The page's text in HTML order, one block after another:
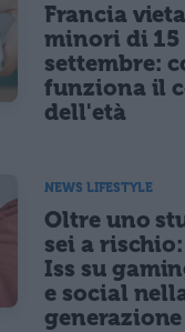
Francia
minori di 15
settembre:
funziona il
dell'età
NEWS LIFESTYLE
Oltre uno
sei a
Iss su
e social
generazione